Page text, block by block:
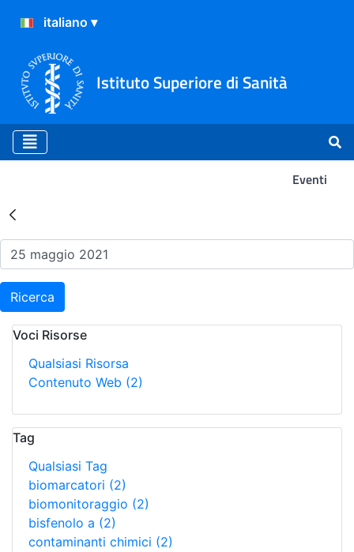
Istituto Superiore di Sanità
Eventi
Risultati della Ricerca -
Ricerca
Voci Risorse
Qualsiasi Risorsa
Contenuto Web (2)
Tag
Qualsiasi Tag
biomarcatori (2)
biomonitoraggio (2)
bisfenolo a (2)
contaminanti chimici (2)